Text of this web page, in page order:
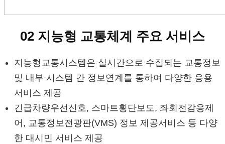
02 지능형 교통체계 주요 서비스
지능형교통시스템은 실시간으로 수집되는 교통정보
및 내부 시스템 간 정보연계를 통하여 다양한 응용
서비스 제공
긴급차량우선신호, 스마트횡단보도, 좌회전감응제
어, 교통정보전광판(VMS) 정보 제공서비스 등 다양
한 대시민 서비스 제공